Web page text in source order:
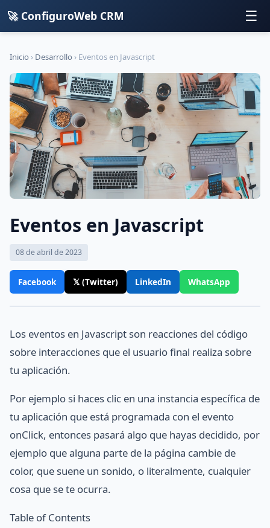
🚀 ConfiguroWeb CRM ☰
Inicio › Desarrollo › Eventos en Javascript
Eventos en Javascript
08 de abril de 2023
Facebook 𝕏 (Twitter) LinkedIn WhatsApp
Los eventos en Javascript son reacciones del código
sobre interacciones que el usuario final realiza sobre
tu aplicación.
Por ejemplo si haces clic en una instancia específica de
tu aplicación que está programada con el evento
onClick, entonces pasará algo que hayas decidido, por
ejemplo que alguna parte de la página cambie de
color, que suene un sonido, o literalmente, cualquier
cosa que se te ocurra.
Table of Contents